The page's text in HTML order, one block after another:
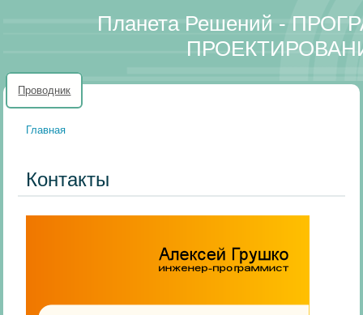
Планета Решений -
Проводник
Вы здесь
Главная
Контакты